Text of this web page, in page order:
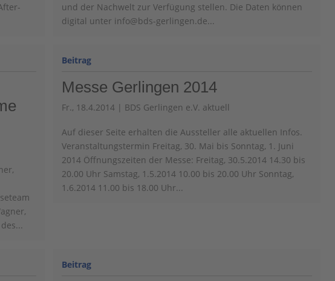
und der Nachwelt zur Verfügung stellen. Die Daten können
digital unter info@bds-gerlingen.de...
Messe Gerlingen 2014
Fr., 18.4.2014 | BDS Gerlingen e.V. aktuell
Auf dieser Seite erhalten die Aussteller alle aktuellen Infos.
Veranstaltungstermin Freitag, 30. Mai bis Sonntag, 1. Juni
2014 Öffnungszeiten der Messe: Freitag, 30.5.2014 14.30 bis
20.00 Uhr Samstag, 1.5.2014 10.00 bis 20.00 Uhr Sonntag,
1.6.2014 11.00 bis 18.00 Uhr...